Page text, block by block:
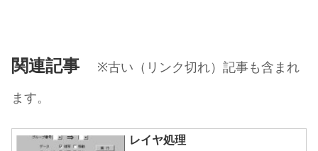
関連記事
※古い（リンク切れ）記事も含まれ
ます。
レイヤ処理